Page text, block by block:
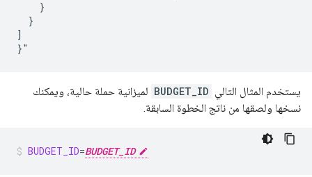
}
]
}"
يستخدم المثال التالي BUDGET_ID لميزانية حملة حالية، ويمكنك
نسخها ولصقها من ناتج الخطوة السابقة.
BUDGET_ID=BUDGET_ID